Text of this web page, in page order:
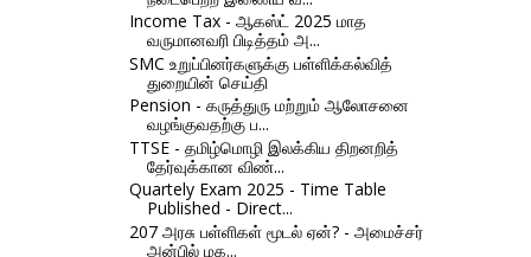
Income Tax - ஆகஸ்ட் 2025 மாத
வருமானவரி பிடித்தம் அ...
SMC உறுப்பினர்களுக்கு பள்ளிக்கல்வித்
துறையின் செய்தி
Pension - கருத்துரு மற்றும் ஆலோசனை
வழங்குவதற்கு ப...
TTSE - தமிழ்மொழி இலக்கிய திறனறித்
தேர்வுக்கான விண்...
Quartely Exam 2025 - Time Table
Published - Direct...
207 அரசு பள்ளிகள் மூடல் ஏன்? - அமைச்சர்
அன்பில் மக...